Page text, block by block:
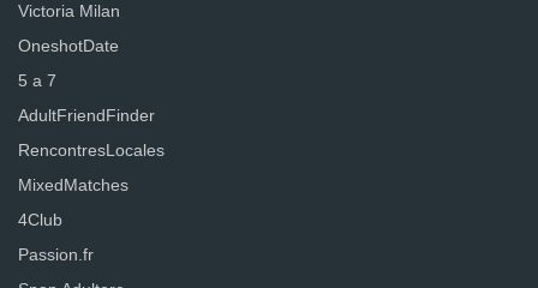
Victoria Milan
OneshotDate
5 a 7
AdultFriendFinder
RencontresLocales
MixedMatches
4Club
Passion.fr